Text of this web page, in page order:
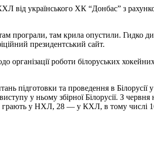
від українського ХК “Донбас” з
програли, там крила опустили. Гидко
президентський сайт.
організації роботи білоруських
підготовки та проведення в
виступу у ньому збірної Білорусії. З
грають у НХЛ, 28 — у КХЛ, в тому